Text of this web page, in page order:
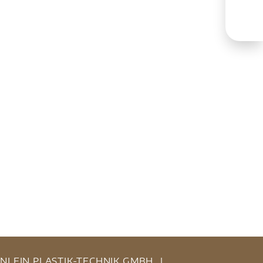
PLASTIK-TECHNIK GMBH |